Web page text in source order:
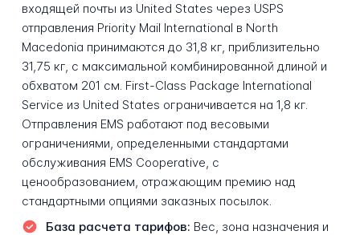
входящей почты из United States через USPS
отправления Priority Mail International в North
Macedonia принимаются до 31,8 кг, приблизительно
31,75 кг, с максимальной комбинированной длиной и
обхватом 201 см. First-Class Package International
Service из United States ограничивается на 1,8 кг.
Отправления EMS работают под весовыми
ограничениями, определенными стандартами
обслуживания EMS Cooperative, с
ценообразованием, отражающим премию над
стандартными опциями заказных посылок.
База расчета тарифов: Вес, зона назначения и